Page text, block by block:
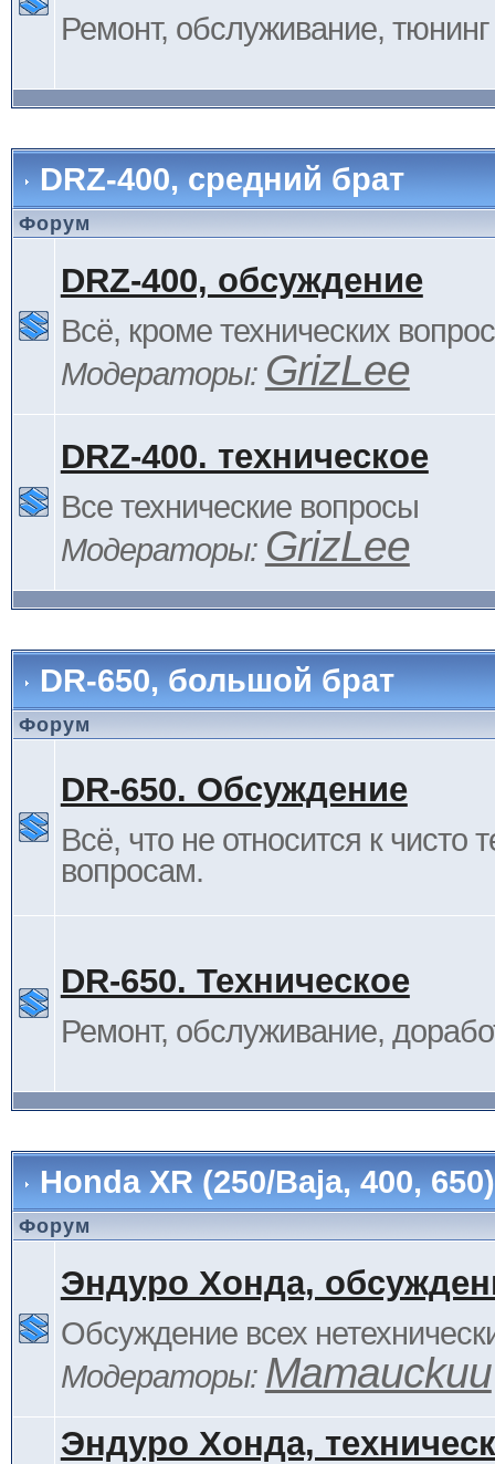
Ремонт, обслуживание, тюнинг
DRZ-400, средний брат
Форум
DRZ-400, обсуждение
Всё, кроме технических
Модераторы: GrizLee
DRZ-400. техническое
Все технические вопросы
Модераторы: GrizLee
DR-650, большой брат
Форум
DR-650. Обсуждение
Всё, что не относится к чисто
вопросам.
DR-650. Техническое
Ремонт, обслуживание,
Honda XR (250/Baja, 400,
Форум
Эндуро Хонда,
Обсуждение всех
Модераторы: Mamauckuu
Эндуро Хонда,